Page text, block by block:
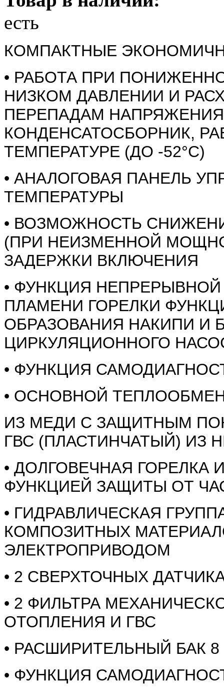
есть
КОМПАКТНЫЕ
• РАБОТА ПРИ
НИЗКОМ ДАВЛЕНИИ И
ПЕРЕПАДАМ
КОНДЕНСАТОСБОРНИК,
ТЕМПЕРАТУРЕ (ДО -52°С)
• АНАЛОГОВАЯ ПАНЕЛЬ
ТЕМПЕРАТУРЫ
• ВОЗМОЖНОСТЬ
(ПРИ НЕИЗМЕННОЙ
ЗАДЕРЖКИ ВКЛЮЧЕНИЯ
• ФУНКЦИЯ
ПЛАМЕНИ ГОРЕЛКИ
ОБРАЗОВАНИЯ НАКИПИ И
ЦИРКУЛЯЦИОННОГО
• ФУНКЦИЯ
• ОСНОВНОЙ
ИЗ МЕДИ С ЗАЩИТНЫМ
ГВС (ПЛАСТИНЧАТЫЙ) ИЗ
• ДОЛГОВЕЧНАЯ
ФУНКЦИЕЙ ЗАЩИТЫ ОТ
• ГИДРАВЛИЧЕСКАЯ
КОМПОЗИТНЫХ
ЭЛЕКТРОПРИВОДОМ
• 2 СВЕРХТОЧНЫХ
• 2 ФИЛЬТРА
ОТОПЛЕНИЯ И ГВС
• РАСШИРИТЕЛЬНЫЙ БАК 8
• ФУНКЦИЯ